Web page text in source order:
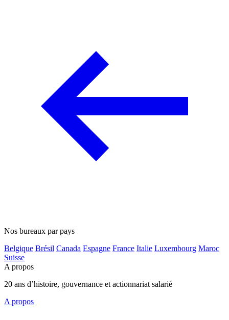
Nos bureaux par pays
Belgique Brésil Canada Espagne France Italie Luxembourg Maroc
Suisse
A propos
20 ans d’histoire, gouvernance et actionnariat salarié
A propos